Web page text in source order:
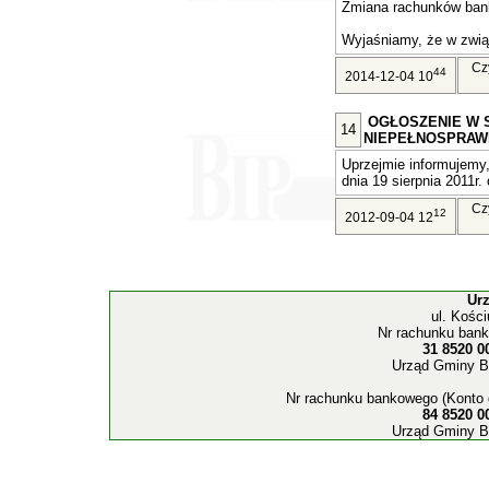
Zmiana rachunków
Wyjaśniamy, że w
2014-12-04 1044
14
OGŁOSZENIE W
Uprzejmie
dnia 19 sierpnia
2012-09-04 1212
ul.
Nr rachunku
31 8520
Urząd Gminy
Nr rachunku bankowego
84 8520
Urząd Gminy